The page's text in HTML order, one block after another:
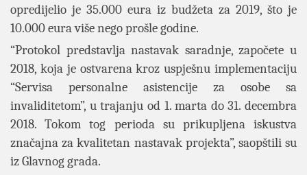
opredijelio je 35.000 eura iz budžeta za 2019, što je
10.000 eura više nego prošle godine.
“Protokol predstavlja nastavak saradnje, započete u
2018, koja je ostvarena kroz uspješnu implementaciju
“Servisa personalne asistencije za osobe sa
invaliditetom”, u trajanju od 1. marta do 31. decembra
2018. Tokom tog perioda su prikupljena iskustva
značajna za kvalitetan nastavak projekta”, saopštili su
iz Glavnog grada.